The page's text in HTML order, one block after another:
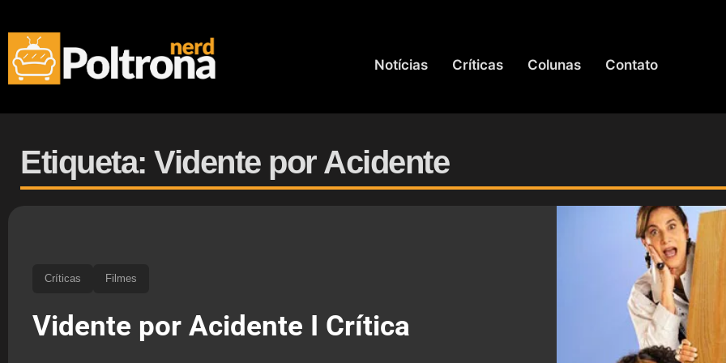
Notícias Críticas Colunas Contato
Etiqueta: Vidente por Acidente
Críticas Filmes
Vidente por Acidente I Crítica